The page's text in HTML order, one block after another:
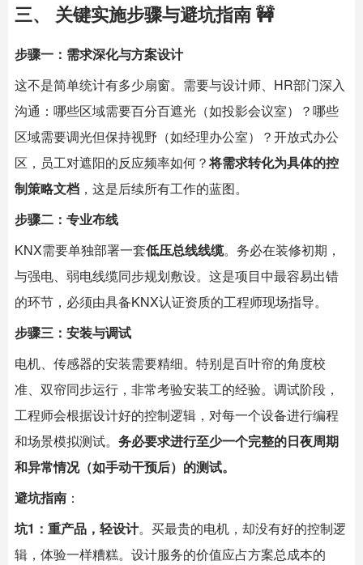
三、 关键实施步骤与避坑指南 🚧
步骤一：需求深化与方案设计
这不是简单统计有多少扇窗。需要与设计师、HR部门深入
沟通：哪些区域需要百分百遮光（如投影会议室）？哪些
区域需要调光但保持视野（如经理办公室）？开放式办公
区，员工对遮阳的反应频率如何？将需求转化为具体的控
制策略文档 ，这是后续所有工作的蓝图。
步骤二：专业布线
KNX需要单独部署一套低压总线线缆。务必在装修初期，
与强电、弱电线缆同步规划敷设。这是项目中最容易出错
的环节，必须由具备KNX认证资质的工程师现场指导。
步骤三：安装与调试
电机、传感器的安装需要精细。特别是百叶帘的角度校
准、双帘同步运行，非常考验安装工的经验。调试阶段，
工程师会根据设计好的控制逻辑，对每一个设备进行编程
和场景模拟测试。 务必要求进行至少一个完整的日夜周期
和异常情况（如手动干预后）的测试。
避坑指南 ：
坑1：重产品，轻设计。买最贵的电机，却没有好的控制逻
辑，体验一样糟糕。设计服务的价值应占方案总成本的